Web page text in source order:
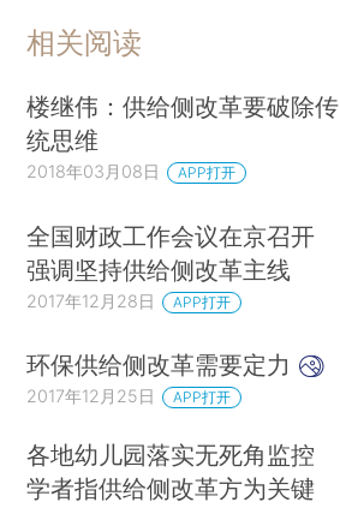
相关阅读
楼继伟：供给侧改革要破除传
统思维
2018年03月08日 APP打开
全国财政工作会议在京召开
强调坚持供给侧改革主线
2017年12月28日 APP打开
环保供给侧改革需要定力
2017年12月25日 APP打开
各地幼儿园落实无死角监控
学者指供给侧改革方为关键